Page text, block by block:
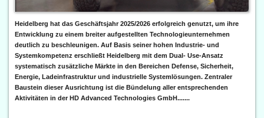
Heidelberg hat das Geschäftsjahr 2025/2026 erfolgreich genutzt, um ihre
Entwicklung zu einem breiter aufgestellten Technologieunternehmen
deutlich zu beschleunigen. Auf Basis seiner hohen Industrie- und
Systemkompetenz erschließt Heidelberg mit dem Dual- Use-Ansatz
systematisch zusätzliche Märkte in den Bereichen Defense, Sicherheit,
Energie, Ladeinfrastruktur und industrielle Systemlösungen. Zentraler
Baustein dieser Ausrichtung ist die Bündelung aller entsprechenden
Aktivitäten in der HD Advanced Technologies GmbH.......